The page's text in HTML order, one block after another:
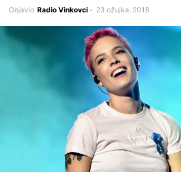
Objavio Radio Vinkovci - 23 ožujka, 2018